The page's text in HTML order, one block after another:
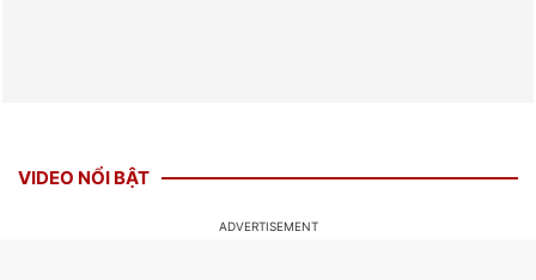
VIDEO NỔI BẬT